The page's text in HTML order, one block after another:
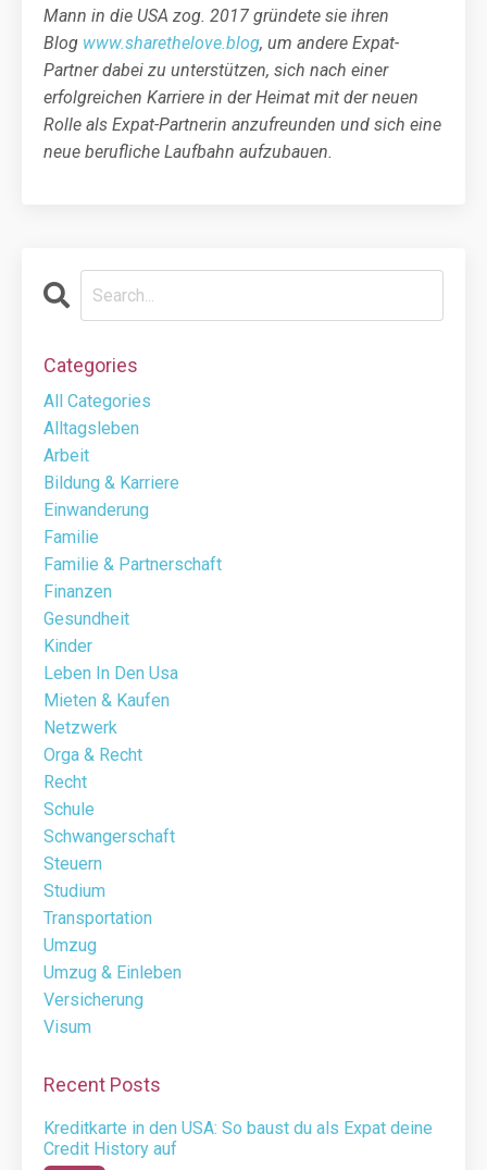
Mann in die USA zog. 2017 gründete sie ihren
Blog www.sharethelove.blog, um andere Expat-
Partner dabei zu unterstützen, sich nach einer
erfolgreichen Karriere in der Heimat mit der neuen
Rolle als Expat-Partnerin anzufreunden und sich eine
neue berufliche Laufbahn aufzubauen.
Categories
All Categories
Alltagsleben
Arbeit
Bildung & Karriere
Einwanderung
Familie
Familie & Partnerschaft
Finanzen
Gesundheit
Kinder
Leben In Den Usa
Mieten & Kaufen
Netzwerk
Orga & Recht
Recht
Schule
Schwangerschaft
Steuern
Studium
Transportation
Umzug
Umzug & Einleben
Versicherung
Visum
Recent Posts
Kreditkarte in den USA: So baust du als Expat deine
Credit History auf